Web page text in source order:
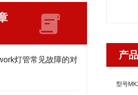
灯管常见故障的对
产
型号